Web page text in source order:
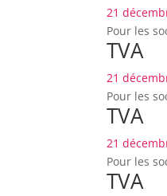
21
Pour les
TVA
21
Pour les
TVA
21
Pour les
TVA